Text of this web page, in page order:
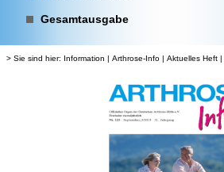
Gesamtausgabe
> Sie sind hier: Information | Arthrose-Info | Aktuelles Heft |